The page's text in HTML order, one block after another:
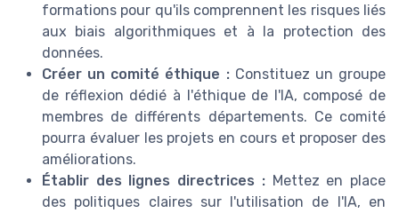
formations pour qu'ils comprennent les risques liés
aux biais algorithmiques et à la protection des
données.
Créer un comité éthique :Constituez un groupe
de réflexion dédié à l'éthique de l'IA, composé de
membres de différents départements. Ce comité
pourra évaluer les projets en cours et proposer des
améliorations.
Établir des lignes directrices :Mettez en place
des politiques claires sur l'utilisation de l'IA, en